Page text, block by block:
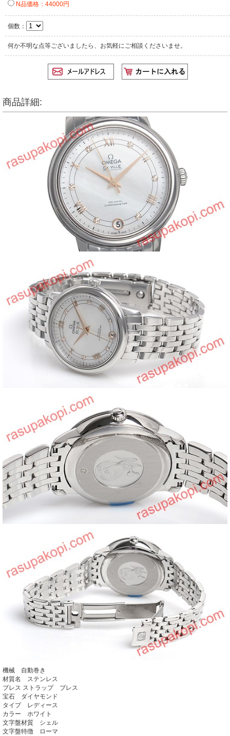
N品価格：44000円
個数：
何か不明な点等ございましたら、お気軽にご相談くださいませ。
商品詳細:
機械 自動巻き
材質名 ステンレス
ブレス ストラップ ブレス
宝石 ダイヤモンド
タイプ レディース
カラー ホワイト
文字盤材質 シェル
文字盤特徴 ローマ